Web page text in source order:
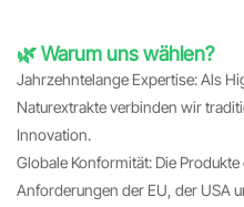
🌿 Warum uns wählen?
Jahrzehntelange Expertise: Als
Naturextrakte verbinden wir
Innovation.
Globale Konformität: Die
Anforderungen der EU, der USA